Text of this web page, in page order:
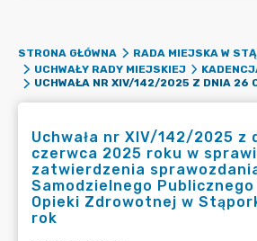
STRONA GŁÓWNA
RADA MIEJSKA W
UCHWAŁY RADY MIEJSKIEJ
Uchwała nr XIV/142/2025 z
czerwca 2025 roku w
zatwierdzenia
Samodzielnego Publicznego
Opieki Zdrowotnej w
rok